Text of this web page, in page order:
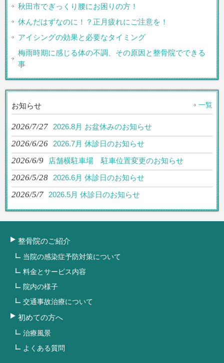
秋田市でぎっくり腰にお困りの方！
休んだはずなのに！？正月疲れにご注意を！
アイシングの効果と必要なタイミング
梅雨時期に感じる体の不調、その原因と整骨院でできる
事
お知らせ 一覧
2026/7/27 2026.8月 お盆休みのお知らせ
2026/6/26 2026.7月 休診日のお知らせ
2026/6/9 店舗横駐車場 駐車位置変更のお知らせ
2026/5/28 2026.6月 休診日のお知らせ
2026/5/7 2026.5月 休診日のお知らせ
整骨院のご紹介
当院の感染症予防対策について
料金とサービス内容
院内の様子
交通事故治療について
初めての方へ
治療風景
よくある質問